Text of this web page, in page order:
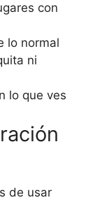
con
lo normal
ni
lo que ves
de usar